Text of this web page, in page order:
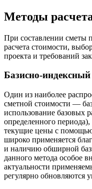
Методы
При составлении сметы
расчета стоимости,
проекта и требований
Базисно-индексный
Один из наиболее
сметной стоимости —
использование базовых
определенного
текущие цены с
широко применяется
и наличию обширной
данного метода особое
актуальности
регулярно обновляются